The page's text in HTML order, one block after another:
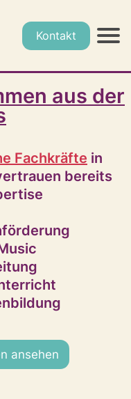
Kontakt
aus der
Fachkräfte in
bereits
ansehen